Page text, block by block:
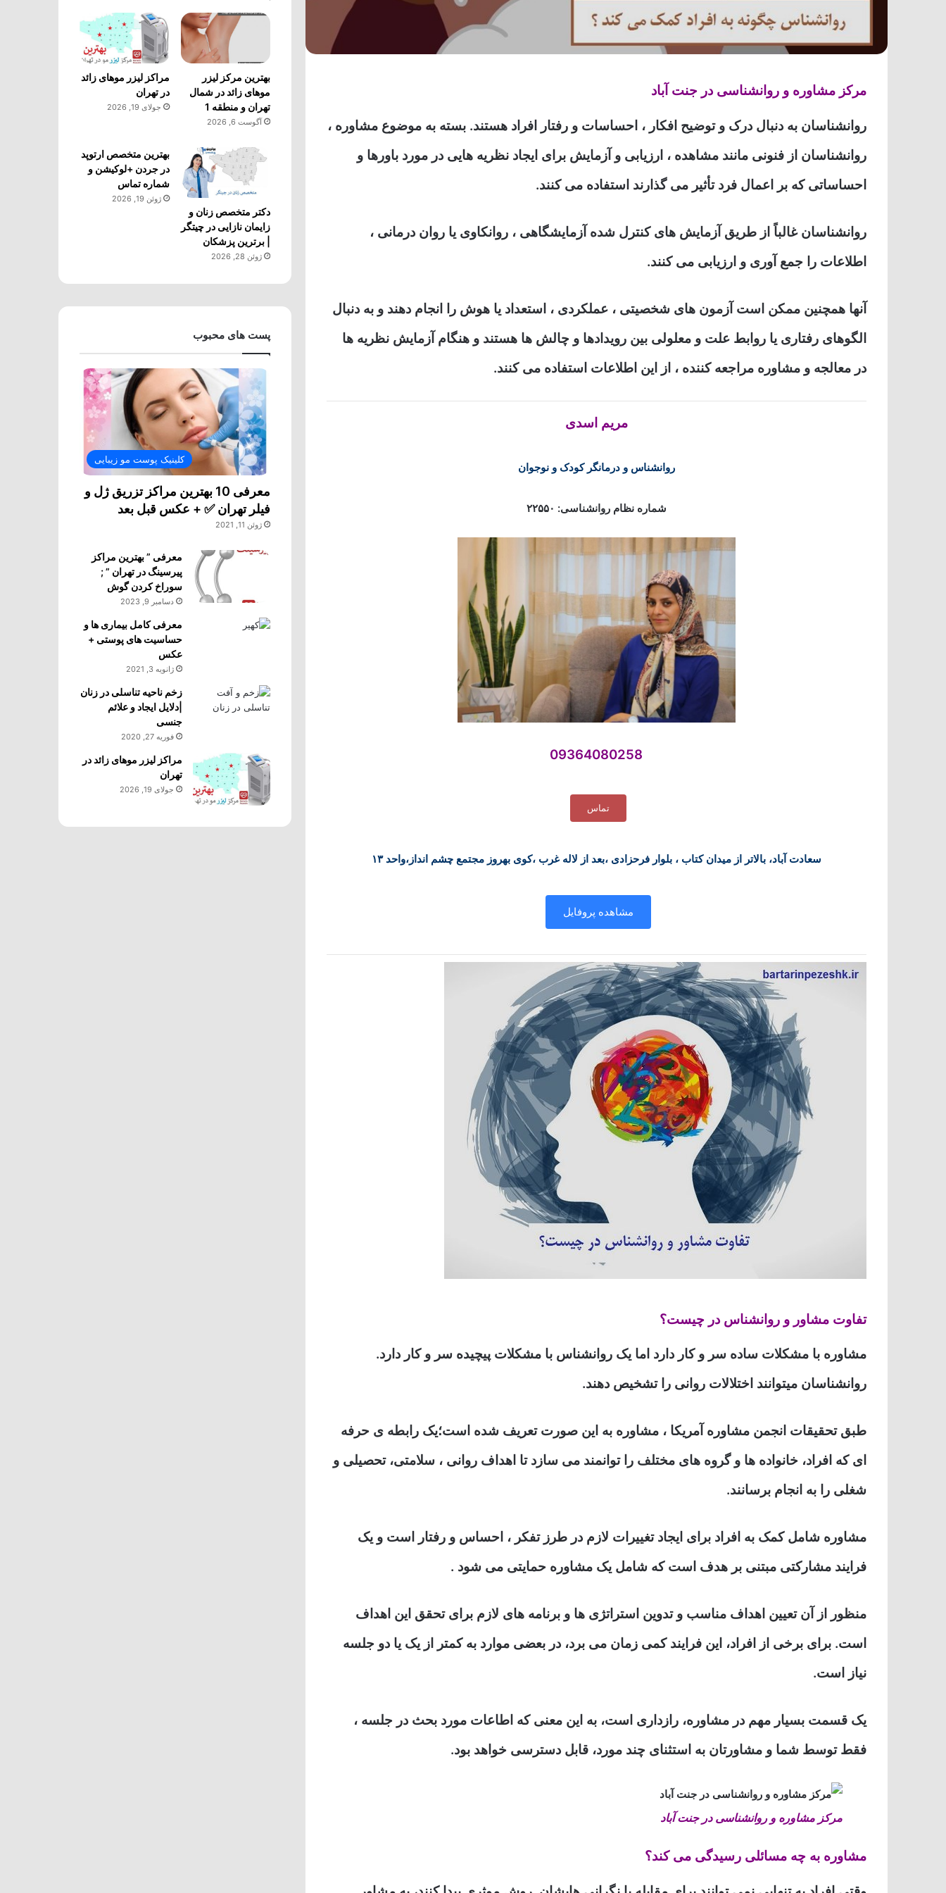
مرکز مشاوره و روانشناسی در جنت آباد
روانشناسان به دنبال درک و توضیح افکار ، احساسات و رفتار افراد هستند. بسته به موضوع مشاوره ،
روانشناسان از فنونی مانند مشاهده ، ارزیابی و آزمایش برای ایجاد نظریه هایی در مورد باورها و
احساساتی که بر اعمال فرد تأثیر می گذارند استفاده می کنند.
روانشناسان غالباً از طریق آزمایش های کنترل شده آزمایشگاهی ، روانکاوی یا روان درمانی ،
اطلاعات را جمع آوری و ارزیابی می کنند.
آنها همچنین ممکن است آزمون های شخصیتی ، عملکردی ، استعداد یا هوش را انجام دهند و به دنبال
الگوهای رفتاری یا روابط علت و معلولی بین رویدادها و چالش ها هستند و هنگام آزمایش نظریه ها
در معالجه و مشاوره مراجعه کننده ، از این اطلاعات استفاده می کنند.
مریم اسدی
روانشناس و درمانگر کودک و نوجوان
شماره نظام روانشناسی: ۲۲۵۵۰
09364080258
تماس
سعادت آباد، بالاتر از میدان کتاب ، بلوار فرحزادی ،بعد از لاله غرب ،کوی بهروز مجتمع چشم انداز،واحد ۱۳
مشاهده پروفایل
تفاوت مشاور و روانشناس در چیست؟
مشاوره با مشکلات ساده سر و کار دارد اما یک روانشناس با مشکلات پیچیده سر و کار دارد.
روانشناسان میتوانند اختلالات روانی را تشخیص دهند.
طبق تحقیقات انجمن مشاوره آمریکا ، مشاوره به این صورت تعریف شده است؛یک رابطه ی حرفه
ای که افراد، خانواده ها و گروه های مختلف را توانمند می سازد تا اهداف روانی ، سلامتی، تحصیلی و
شغلی را به انجام برسانند.
مشاوره شامل کمک به افراد برای ایجاد تغییرات لازم در طرز تفکر ، احساس و رفتار است و یک
فرایند مشارکتی مبتنی بر هدف است که شامل یک مشاوره حمایتی می شود .
منظور از آن تعیین اهداف مناسب و تدوین استراتژی ها و برنامه های لازم برای تحقق این اهداف
است. برای برخی از افراد، این فرایند کمی زمان می برد، در بعضی موارد به کمتر از یک یا دو جلسه
نیاز است.
یک قسمت بسیار مهم در مشاوره، رازداری است، به این معنی که اطاعات مورد بحث در جلسه ،
فقط توسط شما و مشاورتان به استثنای چند مورد، قابل دسترسی خواهد بود.
مرکز مشاوره و روانشناسی در جنت آباد
مشاوره به چه مسائلی رسیدگی می کند؟
بهترین مرکز لیزر
موهای زائد در شمال
تهران و منطقه 1
آگوست 6, 2026
مراکز لیزر موهای زائد
در تهران
جولای 19, 2026
دکتر متخصص زنان و
زایمان نازایی در چیتگر
| برترین پزشکان
ژوئن 28, 2026
بهترین متخصص ارتوپد
در جردن +لوکیشن و
شماره تماس
ژوئن 19, 2026
پست های محبوب
کلینیک پوست مو زیبایی
معرفی 10 بهترین مراکز تزریق ژل و
فیلر تهران ✅ + عکس قبل بعد
ژوئن 11, 2021
معرفی ” بهترین مراکز
پیرسینگ در تهران ” ;
سوراخ کردن گوش
دسامبر 9, 2023
معرفی کامل بیماری ها و
حساسیت های پوستی +
عکس
ژانویه 3, 2021
زخم ناحیه تناسلی در زنان
|دلایل ایجاد و علائم
جنسی
فوریه 27, 2020
مراکز لیزر موهای زائد در
تهران
جولای 19, 2026